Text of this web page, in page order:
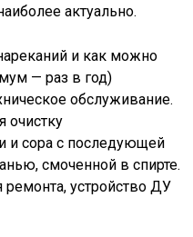
актуально.
и как можно
— раз в год)
обслуживание.
очистку
и сора с последующей
смоченной в спирте.
устройство ДУ